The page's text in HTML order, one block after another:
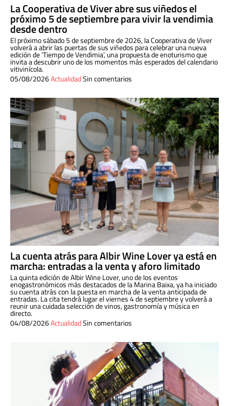
La Cooperativa de Viver abre sus viñedos el
próximo 5 de septiembre para vivir la vendimia
desde dentro
El próximo sábado 5 de septiembre de 2026, la Cooperativa de Viver
volverá a abrir las puertas de sus viñedos para celebrar una nueva
edición de ‘Tiempo de Vendimia’, una propuesta de enoturismo que
invita a descubrir uno de los momentos más esperados del calendario
vitivinícola.
05/08/2026ActualidadSin comentarios
La cuenta atrás para Albir Wine Lover ya está en
marcha: entradas a la venta y aforo limitado
La quinta edición de Albir Wine Lover, uno de los eventos
enogastronómicos más destacados de la Marina Baixa, ya ha iniciado
su cuenta atrás con la puesta en marcha de la venta anticipada de
entradas. La cita tendrá lugar el viernes 4 de septiembre y volverá a
reunir una cuidada selección de vinos, gastronomía y música en
directo.
04/08/2026ActualidadSin comentarios